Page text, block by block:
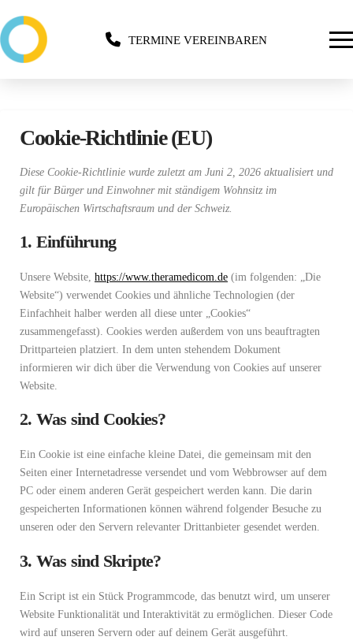
TERMINE VEREINBAREN
Cookie-Richtlinie (EU)
Diese Cookie-Richtlinie wurde zuletzt am Juni 2, 2026 aktualisiert und
gilt für Bürger und Einwohner mit ständigem Wohnsitz im
Europäischen Wirtschaftsraum und der Schweiz.
1. Einführung
Unsere Website, https://www.theramedicom.de (im folgenden: „Die
Website“) verwendet Cookies und ähnliche Technologien (der
Einfachheit halber werden all diese unter „Cookies“
zusammengefasst). Cookies werden außerdem von uns beauftragten
Drittparteien platziert. In dem unten stehendem Dokument
informieren wir dich über die Verwendung von Cookies auf unserer
Website.
2. Was sind Cookies?
Ein Cookie ist eine einfache kleine Datei, die gemeinsam mit den
Seiten einer Internetadresse versendet und vom Webbrowser auf dem
PC oder einem anderen Gerät gespeichert werden kann. Die darin
gespeicherten Informationen können während folgender Besuche zu
unseren oder den Servern relevanter Drittanbieter gesendet werden.
3. Was sind Skripte?
Ein Script ist ein Stück Programmcode, das benutzt wird, um unserer
Website Funktionalität und Interaktivität zu ermöglichen. Dieser Code
wird auf unseren Servern oder auf deinem Gerät ausgeführt.